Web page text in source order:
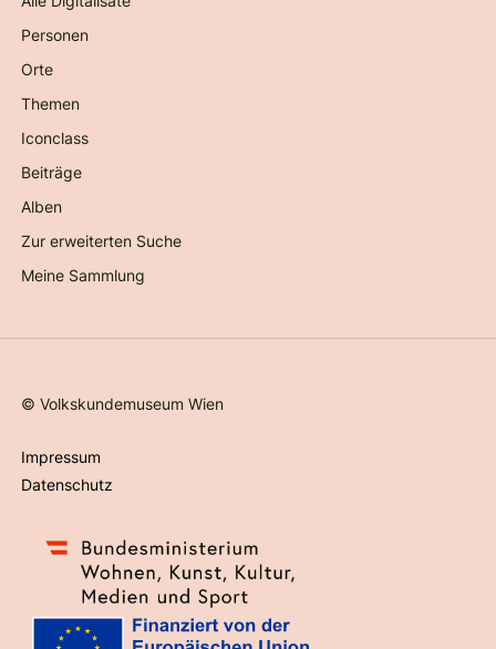
Personen
Orte
Themen
Iconclass
Beiträge
Alben
Zur erweiterten Suche
Meine Sammlung
©Volkskundemuseum Wien
Impressum
Datenschutz